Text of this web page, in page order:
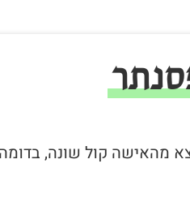
מהאישה קול שונה,